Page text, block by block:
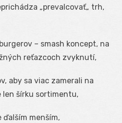
„prevalcovať„ trh,
– smash koncept, na
reťazcoch zvyknutí,
aby sa viac zamerali na
len šírku sortimentu,
menším,